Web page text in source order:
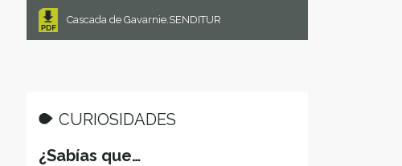
Cascada de Gavarnie.SENDITUR
CURIOSIDADES
¿Sabías que…